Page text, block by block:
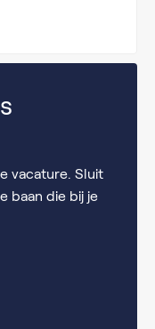
vacature. Sluit
baan die bij je